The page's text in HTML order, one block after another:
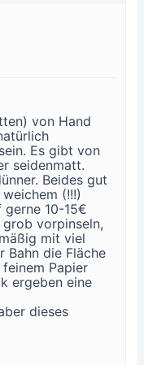
von Hand
Es gibt von
seidenmatt.
Beides gut
(!!!)
gerne 10-15€
vorpinseln,
mit viel
Bahn die Fläche
Papier
ergeben eine
dieses